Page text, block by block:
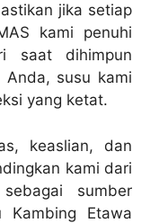
jika setiap
kami penuhi
saat dihimpun
susu kami
yang ketat.
keaslian, dan
kami dari
sumber
Kambing Etawa